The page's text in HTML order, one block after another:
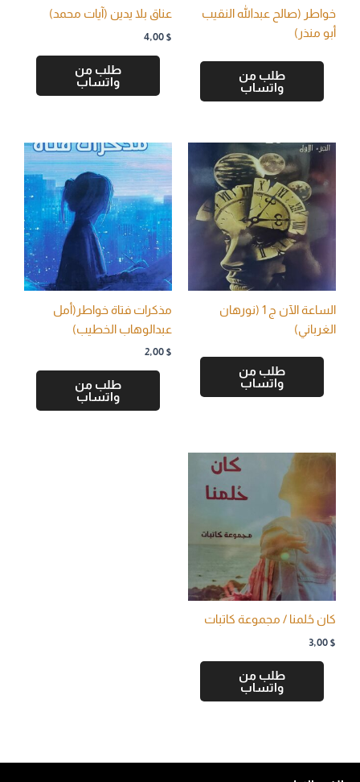
خواطر (صالح عبدالله النقيب
أبو منذر)
طلب من
واتساب
عناق بلا يدين (آيات محمد)
4,00 $
طلب من
واتساب
الساعة الآن ج 1 (نورهان
الغرباني)
طلب من
واتساب
مذكرات فتاة خواطر(أمل
عبدالوهاب الخطيب)
2,00 $
طلب من
واتساب
كان حُلمنا / مجموعة كاتبات
3,00 $
طلب من
واتساب